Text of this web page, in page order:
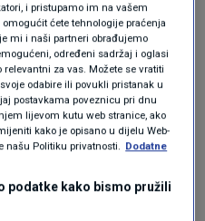
i pristupamo im na vašem
ćete tehnologije praćenja
mi i naši partneri obrađujemo
određeni sadržaj i oglasi
za vas. Možete se vratiti
odabire ili povukli pristanak u
postavkama poveznicu pri dnu
lijevom kutu web stranice, ako
kako je opisano u dijelu Web-
našu Politiku privatnosti. Dodatne
podatke kako bismo pružili